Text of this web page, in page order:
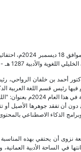
رعى سعادة الشيخ أحمد بن
أحمد بن خلفان الرواحي،
رئيس قسم اللغة العربية
الهيئة الاستشاريّة للخطّة الدوليّة
أن تفقد جوهرها الأصيل أو
الذكاء الاصطناعي بالمحتوى
نزوى أن يحتفي بهذه
في الساحة الأدبية